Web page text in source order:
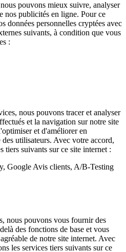
pouvons mieux suivre, analyser
nos publicités en ligne. Pour ce
données personnelles cryptées avec
suivants, à condition que vous
:
nous pouvons tracer et analyser
et la navigation sur notre site
et d'améliorer en
utilisateurs. Avec votre accord,
tiers suivants sur ce site internet :
Google Avis clients, A/B-Testing
nous pouvons vous fournir des
des fonctions de base et vous
de notre site internet. Avec
les services tiers suivants sur ce